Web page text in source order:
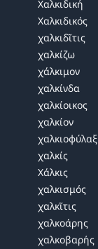
Χαλκιδική
Χαλκιδικός
χαλκιδῖτις
χαλκίζω
χάλκιμον
χαλκίνδα
χαλκίοικος
χαλκίον
χαλκιοφύλαξ
χαλκίς
Χάλκις
χαλκισμός
χαλκῖτις
χαλκοάρης
χαλκοβαρής